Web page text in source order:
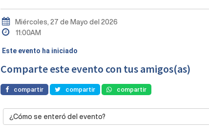
Miércoles, 27 de Mayo del 2026
11:00AM
Este evento ha iniciado
Comparte este evento con tus amigos(as)
compartir compartir compartir
¿Cómo se enteró del evento?